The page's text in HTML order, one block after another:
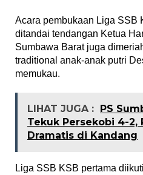
Acara pembukaan Liga SSB
ditandai tendangan Ketua
Sumbawa Barat juga
traditional anak-anak putri
memukau.
LIHAT JUGA : PS
Tekuk Persekobi 4-2,
Dramatis di Kandang
Liga SSB KSB pertama